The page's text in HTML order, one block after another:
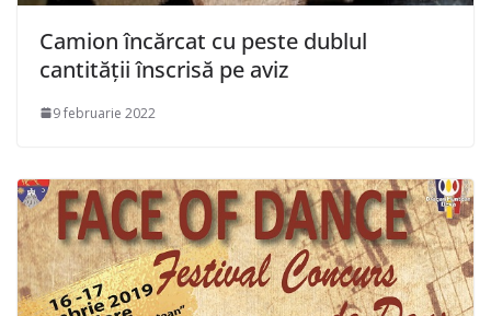
Camion încărcat cu peste dublul
cantității înscrisă pe aviz
9 februarie 2022